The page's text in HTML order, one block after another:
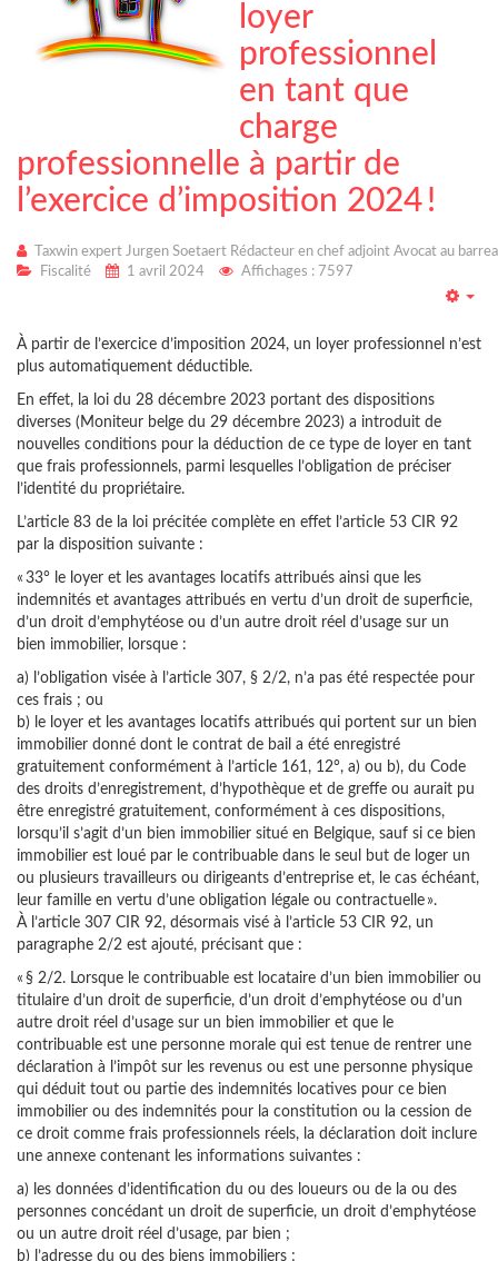
loyer
professionnel
en tant que
charge
professionnelle à partir de
l’exercice d’imposition 2024 !
Taxwin expert Jurgen Soetaert Rédacteur en chef adjoint Avocat au
Fiscalité
1 avril 2024 Affichages : 7597
À partir de l’exercice d’imposition 2024, un loyer professionnel n’est
plus automatiquement déductible.
En effet, la loi du 28 décembre 2023 portant des dispositions
diverses (Moniteur belge du 29 décembre 2023) a introduit de
nouvelles conditions pour la déduction de ce type de loyer en tant
que frais professionnels, parmi lesquelles l’obligation de préciser
l’identité du propriétaire.
L’article 83 de la loi précitée complète en effet l’article 53 CIR 92
par la disposition suivante :
« 33° le loyer et les avantages locatifs attribués ainsi que les
indemnités et avantages attribués en vertu d’un droit de superficie,
d’un droit d’emphytéose ou d’un autre droit réel d’usage sur un
bien immobilier, lorsque :
a) l’obligation visée à l’article 307, § 2/2, n’a pas été respectée pour
ces frais ; ou
b) le loyer et les avantages locatifs attribués qui portent sur un bien
immobilier donné dont le contrat de bail a été enregistré
gratuitement conformément à l’article 161, 12°, a) ou b), du Code
des droits d’enregistrement, d’hypothèque et de greffe ou aurait pu
être enregistré gratuitement, conformément à ces dispositions,
lorsqu’il s’agit d’un bien immobilier situé en Belgique, sauf si ce bien
immobilier est loué par le contribuable dans le seul but de loger un
ou plusieurs travailleurs ou dirigeants d’entreprise et, le cas échéant,
leur famille en vertu d’une obligation légale ou contractuelle ».
À l’article 307 CIR 92, désormais visé à l’article 53 CIR 92, un
paragraphe 2/2 est ajouté, précisant que :
« § 2/2. Lorsque le contribuable est locataire d’un bien immobilier ou
titulaire d’un droit de superficie, d’un droit d’emphytéose ou d’un
autre droit réel d’usage sur un bien immobilier et que le
contribuable est une personne morale qui est tenue de rentrer une
déclaration à l’impôt sur les revenus ou est une personne physique
qui déduit tout ou partie des indemnités locatives pour ce bien
immobilier ou des indemnités pour la constitution ou la cession de
ce droit comme frais professionnels réels, la déclaration doit inclure
une annexe contenant les informations suivantes :
a) les données d’identification du ou des loueurs ou de la ou des
personnes concédant un droit de superficie, un droit d’emphytéose
ou un autre droit réel d’usage, par bien ;
b) l’adresse du ou des biens immobiliers ;